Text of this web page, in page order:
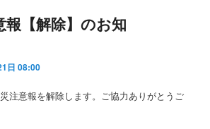
報【解除】のお知
日 08:00
注意報を解除します。ご協力ありがとうご